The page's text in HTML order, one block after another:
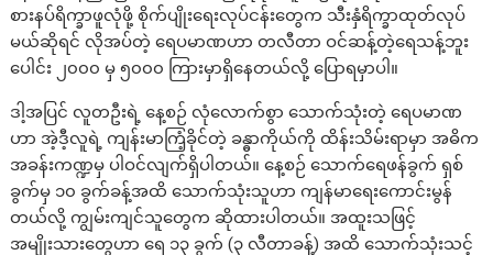
စားနပ်ရိက္ခာဖူလုံဖို့ စိုက်ပျိုးရေးလုပ်ငန်းတွေက သီးနှံရိက္ခာထုတ်လုပ်
မယ်ဆိုရင် လိုအပ်တဲ့ ရေပမာဏဟာ တလီတာ ဝင်ဆန့်တဲ့ရေသန့်ဘူး
ပေါင်း ၂၀၀၀ မှ ၅၀၀၀ ကြားမှာရှိနေတယ်လို့ ပြောရမှာပါ။
ဒါ့အပြင် လူတဦးရဲ့ နေ့စဉ် လုံလောက်စွာ သောက်သုံးတဲ့ ရေပမာဏ
ဟာ အဲ့ဒီ့လူရဲ့ ကျန်းမာကြံ့ခိုင်တဲ့ ခန္ဓာကိုယ်ကို ထိန်းသိမ်းရာမှာ အဓိက
အခန်းကဏ္ဍမှ ပါဝင်လျက်ရှိပါတယ်။ နေ့စဉ် သောက်ရေဖန်ခွက် ရှစ်
ခွက်မှ ၁၀ ခွက်ခန့်အထိ သောက်သုံးသူဟာ ကျန်မာရေးကောင်းမွန်
တယ်လို့ ကျွမ်းကျင်သူတွေက ဆိုထားပါတယ်။ အထူးသဖြင့်
အမျိုးသားတွေဟာ ရေ ၁၃ ခွက် (၃ လီတာခန့်) အထိ သောက်သုံးသင့်